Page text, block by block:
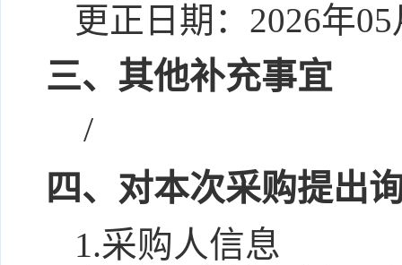
更正日期： 2026年
三、其他补充事宜
/
四、对本次采购提出
1.采购人信息